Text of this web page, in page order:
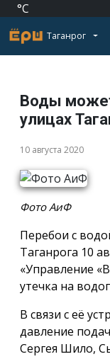
°C
Таганрог
Воды
улицах
10 августа 2020
Фото АиФ
Перебои с
Таганрога 10
«Управление
утечка на
В связи с её
давление
Сергея Шило,